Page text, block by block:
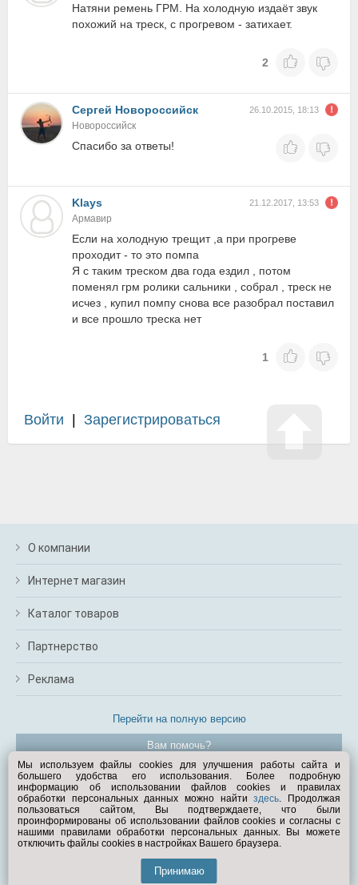
Натяни ремень ГРМ. На холодную издаёт звук
похожий на треск, с прогревом - затихает.
2
Сергей Новороссийск 26.10.2015, 18:13
Новороссийск
Спасибо за ответы!
Klays 21.12.2017, 13:53
Армавир
Если на холодную трещит ,а при прогреве
проходит - то это помпа
Я с таким треском два года ездил , потом
поменял грм ролики сальники , собрал , треск не
исчез , купил помпу снова все разобрал поставил
и все прошло треска нет
1
Войти Зарегистрироваться
О компании
Интернет магазин
Каталог товаров
Партнерство
Реклама
Перейти на полную версию
Вам помочь?
© Exist.ru 1998—2026
Мы используем файлы cookies для улучшения работы сайта и
большего удобства его использования. Более подробную
информацию об использовании файлов cookies и правилах
обработки персональных данных можно найтиздесь. Продолжая
пользоваться сайтом, Вы подтверждаете, что были
проинформированы об использовании файлов cookies и согласны с
нашими правилами обработки персональных данных. Вы можете
отключить файлы cookies в настройках Вашего браузера.
Принимаю